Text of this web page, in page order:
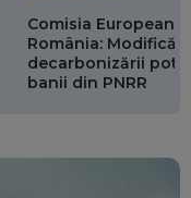
Comisia Europeană
România:
decarbonizării pot
banii din PNRR